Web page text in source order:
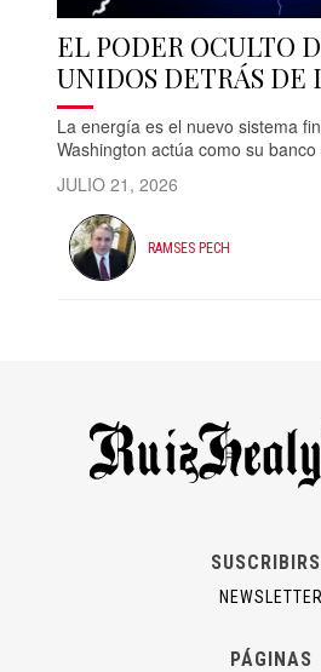
EL PODER OCULTO
UNIDOS DETRÁS DE
La energía es el nuevo sistema
Washington actúa como su banco
JULIO 21, 2026
RAMSES PECH
NEWSLETTER
PÁGINAS